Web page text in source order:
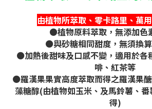
由植物所萃取、零卡路里、萬
⚫植物原料萃取，無添加色
⚫與砂糖相同甜度，無須換
⚫加熱後甜味及口感不變，適用於各
啡、紅茶等
⚫羅漢果果實高度萃取而得之羅漢果
藻糖醇(由植物如玉米、及馬鈴薯、
得)